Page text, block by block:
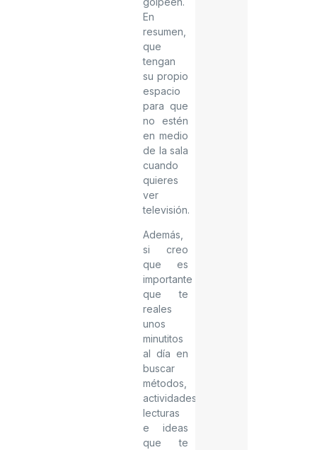
En
resumen,
que
tengan
su propio
espacio
para que
no estén
en medio
de la sala
cuando
quieres
ver
televisión.
Además,
si creo
que es
importante
que te
reales
unos
minutitos
al día en
buscar
métodos,
actividades,
lecturas
e ideas
que te